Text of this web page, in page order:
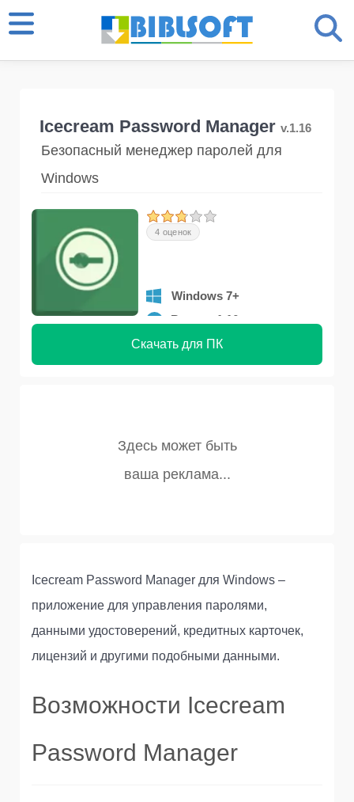
Icecream Password Manager v.1.16
Безопасный менеджер паролей для
Windows
4 оценок
Windows 7+
Версия 1.16
Скачать для ПК
Icecream Password Manager для Windows –
приложение для управления паролями,
данными удостоверений, кредитных карточек,
лицензий и другими подобными данными.
Возможности Icecream
Password Manager